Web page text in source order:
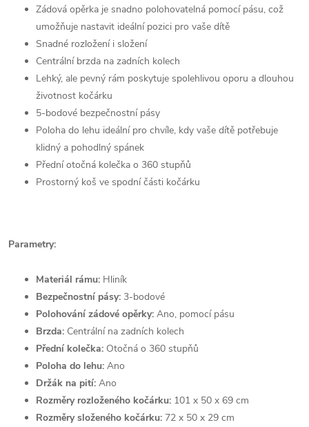
Zádová opěrka je snadno polohovatelná pomocí pásu, což
umožňuje nastavit ideální pozici pro vaše dítě
Snadné rozložení i složení
Centrální brzda na zadních kolech
Lehký, ale pevný rám poskytuje spolehlivou oporu a dlouhou
životnost kočárku
5-bodové bezpečnostní pásy
Poloha do lehu ideální pro chvíle, kdy vaše dítě potřebuje
klidný a pohodlný spánek
Přední otočná kolečka o 360 stupňů
Prostorný koš ve spodní části kočárku
Parametry:
Materiál rámu: Hliník
Bezpečnostní pásy: 3-bodové
Polohování zádové opěrky: Ano, pomocí pásu
Brzda: Centrální na zadních kolech
Přední kolečka: Otočná o 360 stupňů
Poloha do lehu: Ano
Držák na pití: Ano
Rozměry rozloženého kočárku: 101 x 50 x 69 cm
Rozměry složeného kočárku: 72 x 50 x 29 cm